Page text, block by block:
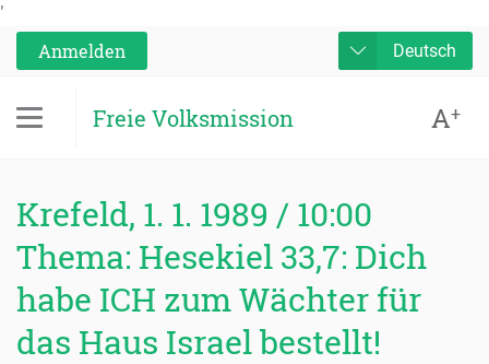
'
Anmelden
Deutsch
Freie Volksmission A+
Krefeld, 1. 1. 1989 / 10:00
Thema: Hesekiel 33,7: Dich
habe ICH zum Wächter für
das Haus Israel bestellt!